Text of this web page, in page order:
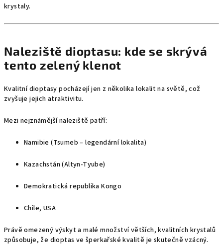
krystaly.
Naleziště dioptasu: kde se skrývá
tento zelený klenot
Kvalitní dioptasy pocházejí jen z několika lokalit na světě, což
zvyšuje jejich atraktivitu.
Mezi nejznámější naleziště patří:
Namibie (Tsumeb – legendární lokalita)
Kazachstán (Altyn-Tyube)
Demokratická republika Kongo
Chile, USA
Právě omezený výskyt a malé množství větších, kvalitních krystalů
způsobuje, že dioptas ve šperkařské kvalitě je skutečně vzácný.